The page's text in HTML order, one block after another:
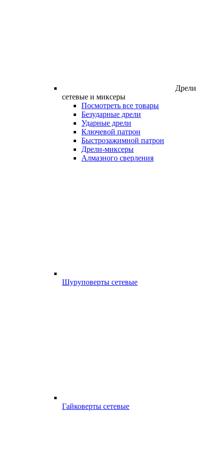
Дрели
сетевые и миксеры
Посмотреть все товары
Безударные дрели
Ударные дрели
Ключевой патрон
Быстрозажимной патрон
Дрели-миксеры
Алмазного сверления
Шуруповерты сетевые
Гайковерты сетевые